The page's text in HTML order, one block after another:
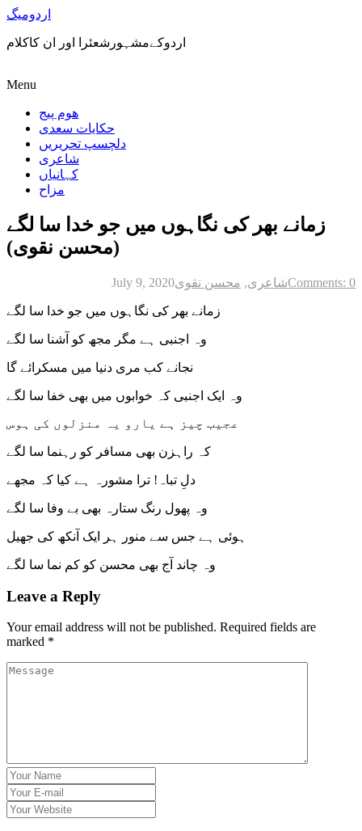
اردومیگ
اردوکےمشہورشعئرا اور ان کاکلام
Menu
ھوم پیج
حکایات سعدی
دلچسپ تحریریں
شاعری
کہانیاں
مزاح
زمانے بھر کی نگاہوں میں جو خدا سا لگے
(محسن نقوی)
July 9, 2020 شاعری, محسن نقوی Comments: 0
زمانے بھر کی نگاہوں میں جو خدا سا لگے
وہ اجنبی ہے مگر مجھ کو آشنا سا لگے
نجانے کب مری دنیا میں مسکرائے گا
وہ ایک اجنبی کہ خوابوں میں بھی خفا سا لگے
عجیب چیز ہے یارو یہ منزلوں کی ہوس
کہ راہزن بھی مسافر کو رہنما سا لگے
دلِ تباہ! ترا مشورہ ہے کیا کہ مجھے
وہ پھول رنگ ستارہ بھی بے وفا سا لگے
ہوئی ہے جس سے منور ہر ایک آنکھ کی جھیل
وہ چاند آج بھی محسن کو کم نما سا لگے
Leave a Reply
Your email address will not be published. Required fields are
marked *